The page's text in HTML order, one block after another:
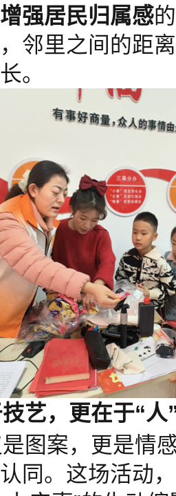
强居民归属感
邻里之间的距
。
艺，更在于“人
图案，更是情
同。这场活动